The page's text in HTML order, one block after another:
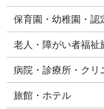
保育園・幼稚園・認
老人・障がい者福祉
病院・診療所・クリ
旅館・ホテル